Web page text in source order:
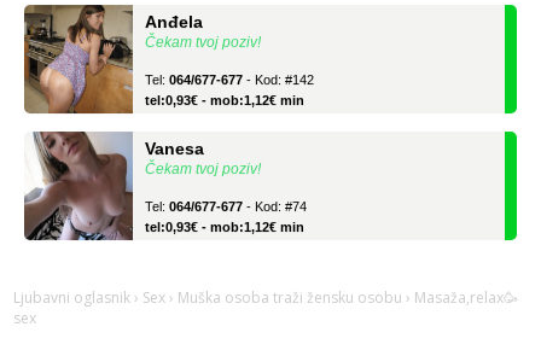
Čekam tvoj poziv!
tel:0,93€ - mob:1,12€ min
Čekam tvoj poziv!
tel:0,93€ - mob:1,12€ min
Ljubavni oglasnik › Sex › Muška osoba traži žensku osobu › Masaža,relax🥳
sex